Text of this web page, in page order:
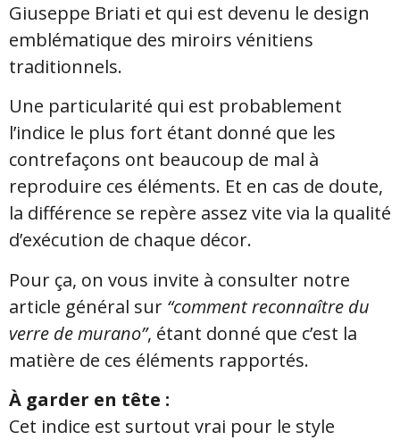
Giuseppe Briati et qui est devenu le design
emblématique des miroirs vénitiens
traditionnels.
Une particularité qui est probablement
l’indice le plus fort étant donné que les
contrefaçons ont beaucoup de mal à
reproduire ces éléments. Et en cas de doute,
la différence se repère assez vite via la qualité
d’exécution de chaque décor.
Pour ça, on vous invite à consulter notre
article général sur “comment reconnaître du
verre de murano”, étant donné que c’est la
matière de ces éléments rapportés.
À garder en tête :
Cet indice est surtout vrai pour le style